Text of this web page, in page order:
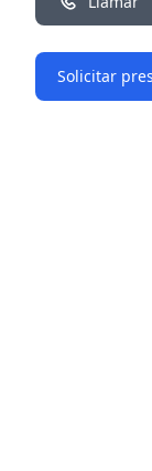
Solicitar